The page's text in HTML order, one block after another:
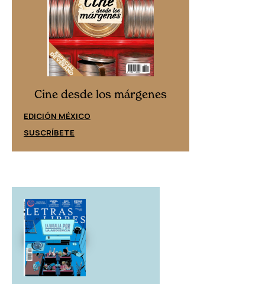
Cine desde los márgenes
EDICIÓN MÉXICO
SUSCRÍBETE